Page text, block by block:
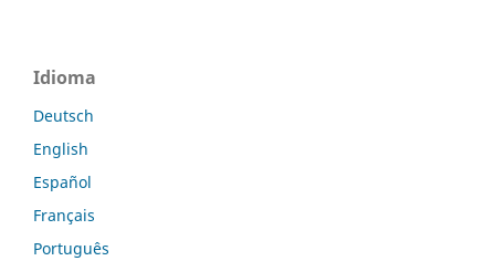
Idioma
Deutsch
English
Español
Français
Português